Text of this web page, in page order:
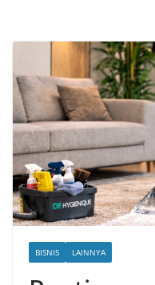
BISNIS LAINNYA